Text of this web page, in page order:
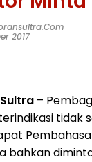
2017
–
tidak
bahkan